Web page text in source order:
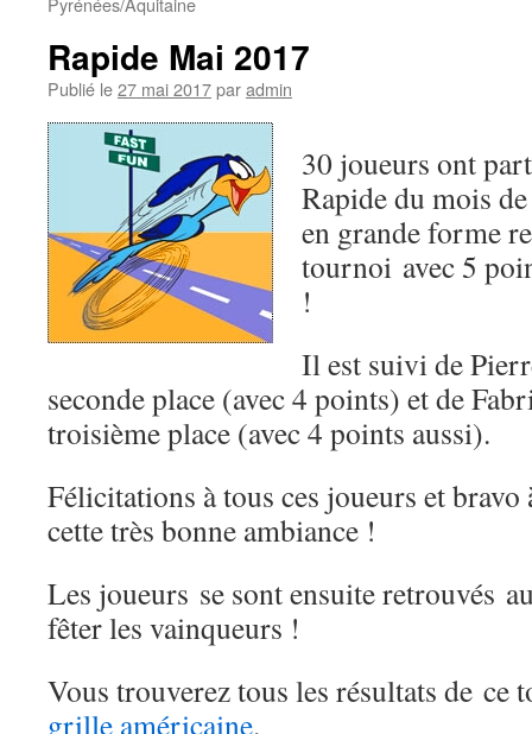
Rapide Mai 2017
Publié le27 mai 2017paradmin
30 joueurs ont
Rapide du mois
en grande forme
tournoi avec 5
!
Il est suivi de
seconde place (avec 4 points) et de
troisième place (avec 4 points aussi).
Félicitations à tous ces joueurs et
cette très bonne ambiance !
Les joueurs se sont ensuite retrouvés
fêter les vainqueurs !
Vous trouverez tous les résultats de
grille américaine.